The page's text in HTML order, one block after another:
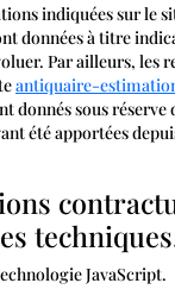
indiquées sur le
données à titre
Par ailleurs, les
antiquaire-
donnés sous réserve
été apportées
JavaScript.